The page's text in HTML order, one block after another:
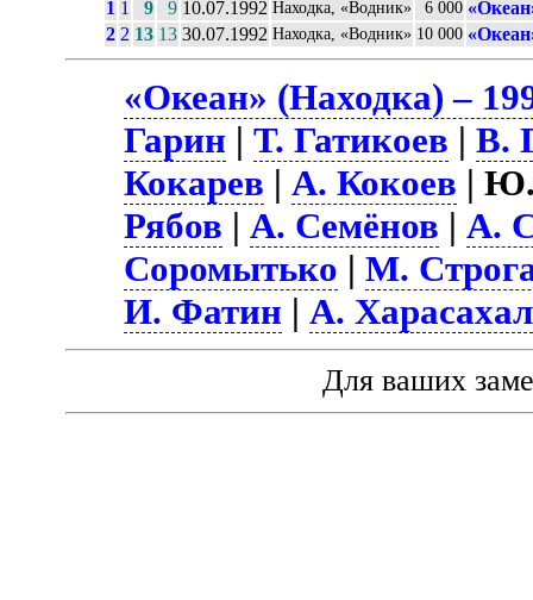
1 1 9 9 10.07.1992 Находка, «Водник» 6 000
2 2 13 13 30.07.1992 Находка, «Водник» 10 000
«Океан» (Находка) –
Гарин |Т. Гатикоев |В.
Кокарев |А. Кокоев | Ю.
Рябов |А. Семёнов |А.
Соромытько |М.
И. Фатин |А. Харасахал
Для ваших